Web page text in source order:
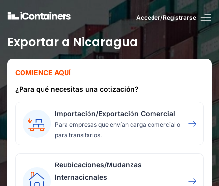
Acceder/Registrarse
Exportar a Nicaragua
COMIENCE AQUÍ
¿Para qué necesitas una cotización?
Importación/Exportación Comercial
Para empresas que envían carga comercial o
para transitarios.
Reubicaciones/Mudanzas
Internacionales